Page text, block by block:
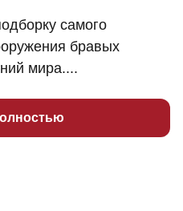
самого
бравых
мира....